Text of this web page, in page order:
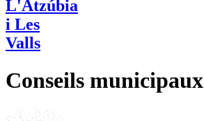
L'Atzúbia
i Les
Valls
Conseils municipaux